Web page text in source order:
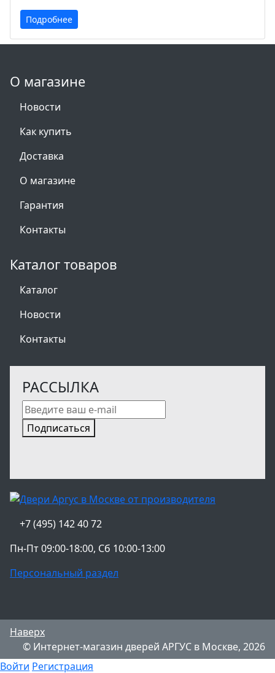
Подробнее
О магазине
Новости
Как купить
Доставка
О магазине
Гарантия
Контакты
Каталог товаров
Каталог
Новости
Контакты
РАССЫЛКА
Подписаться
+7 (495) 142 40 72
Пн-Пт 09:00-18:00, Сб 10:00-13:00
Персональный раздел
Наверх
© Интернет-магазин дверей АРГУС в Москве, 2026
Войти Регистрация